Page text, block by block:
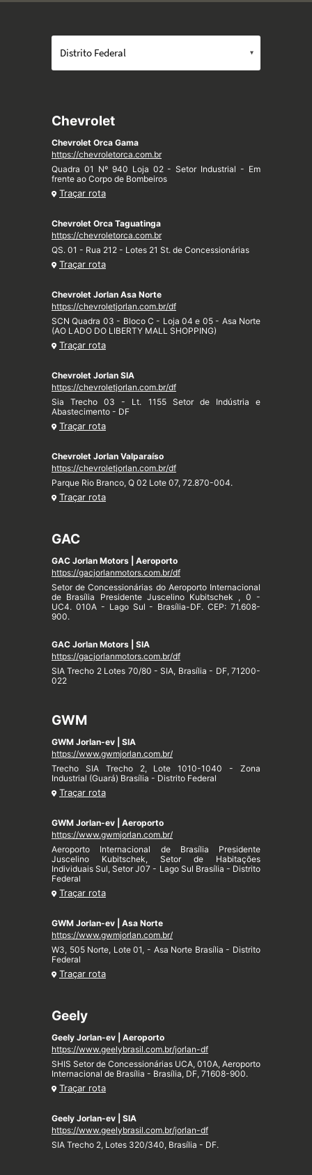
Chevrolet
Chevrolet Orca Gama
https://chevroletorca.com.br
Quadra 01 Nº 940 Loja 02 - Setor Industrial - Em
frente ao Corpo de Bombeiros
Traçar rota
Chevrolet Orca Taguatinga
https://chevroletorca.com.br
QS. 01 - Rua 212 - Lotes 21 St. de Concessionárias
Traçar rota
Chevrolet Jorlan Asa Norte
https://chevroletjorlan.com.br/df
SCN Quadra 03 - Bloco C - Loja 04 e 05 - Asa Norte
(AO LADO DO LIBERTY MALL SHOPPING)
Traçar rota
Chevrolet Jorlan SIA
https://chevroletjorlan.com.br/df
Sia Trecho 03 - Lt. 1155 Setor de Indústria e
Abastecimento - DF
Traçar rota
Chevrolet Jorlan Valparaíso
https://chevroletjorlan.com.br/df
Parque Rio Branco, Q 02 Lote 07, 72.870-004.
Traçar rota
GAC
GAC Jorlan Motors | Aeroporto
https://gacjorlanmotors.com.br/df
Setor de Concessionárias do Aeroporto Internacional
de Brasília Presidente Juscelino Kubitschek , 0 -
UC4. 010A - Lago Sul - Brasília-DF. CEP: 71.608-
900.
GAC Jorlan Motors | SIA
https://gacjorlanmotors.com.br/df
SIA Trecho 2 Lotes 70/80 - SIA, Brasília - DF, 71200-
022
GWM
GWM Jorlan-ev | SIA
https://www.gwmjorlan.com.br/
Trecho SIA Trecho 2, Lote 1010-1040 - Zona
Industrial (Guará) Brasília - Distrito Federal
Traçar rota
GWM Jorlan-ev | Aeroporto
https://www.gwmjorlan.com.br/
Aeroporto Internacional de Brasília Presidente
Juscelino Kubitschek, Setor de Habitações
Individuais Sul, Setor J07 - Lago Sul Brasília - Distrito
Federal
Traçar rota
GWM Jorlan-ev | Asa Norte
https://www.gwmjorlan.com.br/
W3, 505 Norte, Lote 01, - Asa Norte Brasília - Distrito
Federal
Traçar rota
Geely
Geely Jorlan-ev | Aeroporto
https://www.geelybrasil.com.br/jorlan-df
SHIS Setor de Concessionárias UCA, 010A, Aeroporto
Internacional de Brasília - Brasília, DF, 71608-900.
Traçar rota
Geely Jorlan-ev | SIA
https://www.geelybrasil.com.br/jorlan-df
SIA Trecho 2, Lotes 320/340, Brasília - DF.